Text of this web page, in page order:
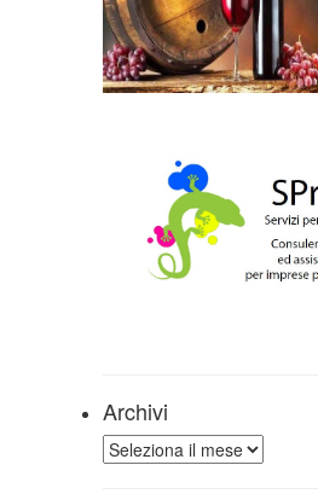
Archivi
Archivi